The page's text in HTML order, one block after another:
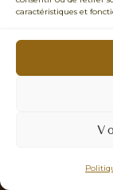
caractéristiques et
PRENDRE LE
PHOTOS QUI
© 2026 - Sabrina
Carnac - Arradon -